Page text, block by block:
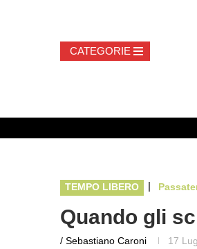
TEMPO LIBERO |
Quando gli
/ Sebastiano Caroni 17